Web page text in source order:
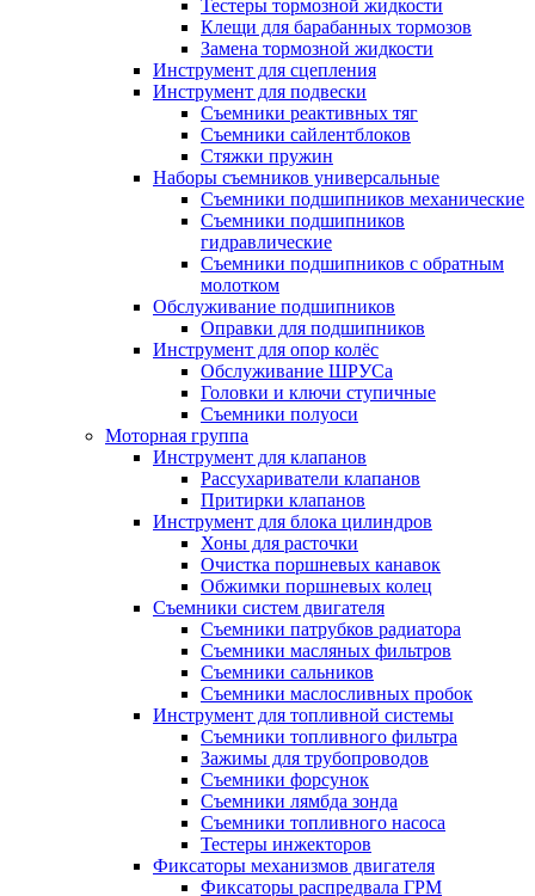
Тестеры тормозной жидкости
Клещи для барабанных тормозов
Замена тормозной жидкости
Инструмент для сцепления
Инструмент для подвески
Съемники реактивных тяг
Съемники сайлентблоков
Стяжки пружин
Наборы съемников универсальные
Съемники подшипников механические
Съемники подшипников
гидравлические
Съемники подшипников с обратным
молотком
Обслуживание подшипников
Оправки для подшипников
Инструмент для опор колёс
Обслуживание ШРУСа
Головки и ключи ступичные
Съемники полуоси
Моторная группа
Инструмент для клапанов
Рассухариватели клапанов
Притирки клапанов
Инструмент для блока цилиндров
Хоны для расточки
Очистка поршневых канавок
Обжимки поршневых колец
Съемники систем двигателя
Съемники патрубков радиатора
Съемники масляных фильтров
Съемники сальников
Съемники маслосливных пробок
Инструмент для топливной системы
Съемники топливного фильтра
Зажимы для трубопроводов
Съемники форсунок
Съемники лямбда зонда
Съемники топливного насоса
Тестеры инжекторов
Фиксаторы механизмов двигателя
Фиксаторы распредвала ГРМ